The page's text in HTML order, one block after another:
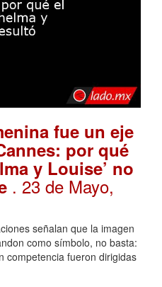
fue un eje
por qué
y Louise’ no
. 23 de Mayo,
señalan que la imagen
como símbolo, no basta:
competencia fueron dirigidas